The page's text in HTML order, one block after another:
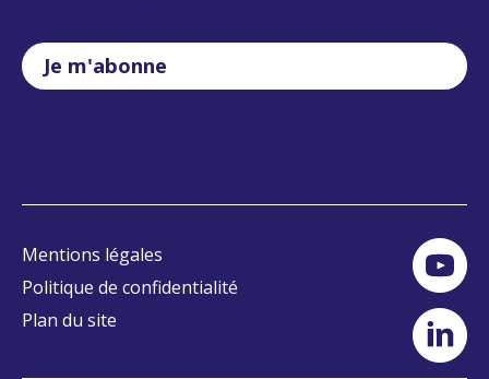
Je m'abonne
Mentions légales
Politique de confidentialité
Plan du site